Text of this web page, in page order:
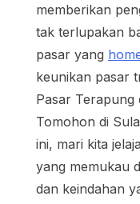
memberikan
tak terlupakan
pasar yang
keunikan pasar
Pasar Terapung
Tomohon di
ini, mari kita
yang memukau
dan keindahan